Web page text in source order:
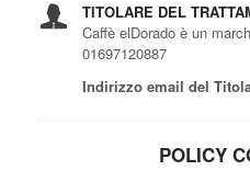
TITOLARE DEL
Caffè elDorado è un
01697120887
Indirizzo email del
POLICY